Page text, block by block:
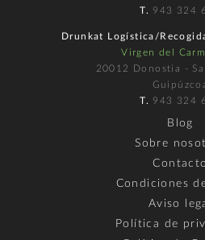
T. 943 324
Drunkat Logística/
Virgen del
20012 Donostia -
T. 943 324
Blog
Sobre
Contacto
Condiciones
Aviso
Política de